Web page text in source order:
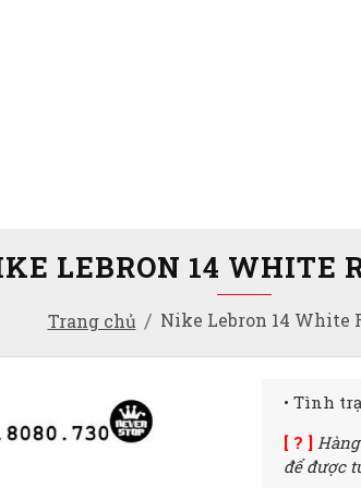
Trang chủ Nike Lebron 14 White
LEBRON 14 WHITE
• Tình
[ ? ]
để được